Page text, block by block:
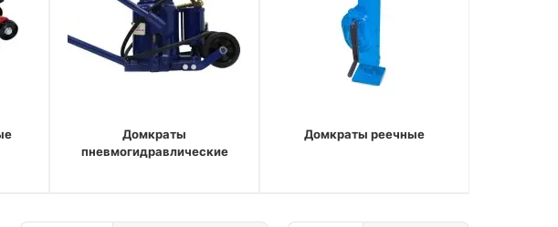
Домкраты
пневмогидравлические
Домкраты реечные